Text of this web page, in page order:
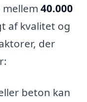
40.000
af kvalitet og
der
beton kan